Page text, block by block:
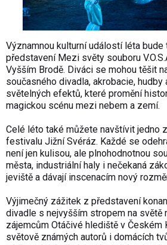
Významnou kulturní událostí léta
představení Mezi světy souboru
Vyšším Brodě. Diváci se mohou těšit
současného divadla, akrobacie,
světelných efektů, které promění
magickou scénu mezi nebem a zemí.
Celé léto také můžete navštívit jedno
festivalu Jižní Svéráz. Každé se
není jen kulisou, ale plnohodnotnou
města, industriální haly i nečekaná
jeviště a dávají inscenacím nový
Výjimečný zážitek z představení
divadle s nejvyšším stropem na světě
zájemcům Otáčivé hlediště v Českém
světově známých autorů i domácích